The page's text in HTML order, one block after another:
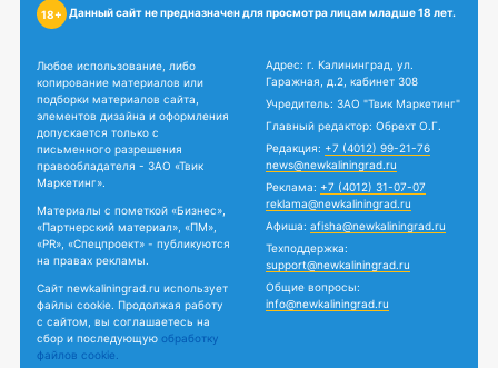
18+ Данный сайт не предназначен для просмотра лицам младше 18 лет.
Любое использование, либо
копирование материалов или
подборки материалов сайта,
элементов дизайна и оформления
допускается только с
письменного разрешения
правообладателя - ЗАО «Твик
Маркетинг».
Материалы с пометкой «Бизнес»,
«Партнерский материал», «ПМ»,
«PR», «Спецпроект» - публикуются
на правах рекламы.
Сайт newkaliningrad.ru использует
файлы cookie. Продолжая работу
с сайтом, вы соглашаетесь на
сбор и последующую обработку
файлов cookie.
Адрес: г. Калининград, ул.
Гаражная, д.2, кабинет 308
Учредитель: ЗАО "Твик Маркетинг"
Главный редактор: Обрехт О.Г.
Редакция: +7 (4012) 99-21-76
news@newkaliningrad.ru
Реклама: +7 (4012) 31-07-07
reklama@newkaliningrad.ru
Афиша: afisha@newkaliningrad.ru
Техподдержка:
support@newkaliningrad.ru
Общие вопросы:
info@newkaliningrad.ru